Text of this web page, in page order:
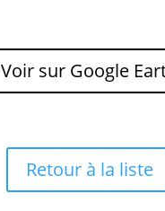
Voir sur Google
Retour à la liste